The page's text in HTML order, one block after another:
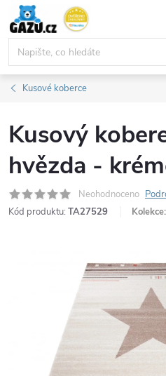
Přejít
obsah
Kusové koberce
Kusový
hvězda -
Neohodnoceno
Kód produktu: TA27529 Kolekce: